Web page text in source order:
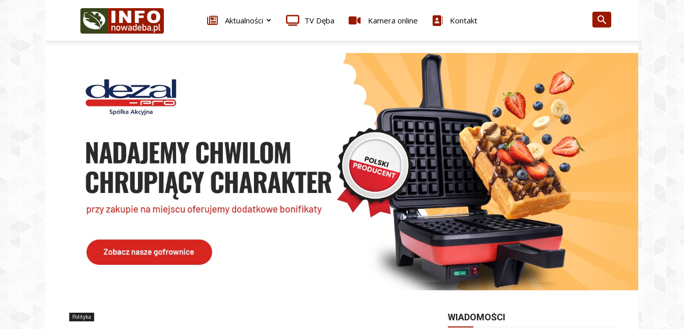
Infonowadeba.pl Aktualności TV Dęba Kamera online Kontakt
Polityka WIADOMOŚCI